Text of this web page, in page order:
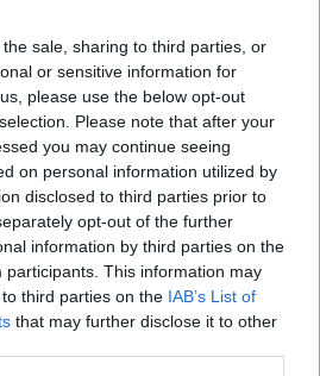
sale, sharing to third parties, or
or sensitive information for
please use the below opt-out
Please note that after your
you may continue seeing
on personal information utilized by
disclosed to third parties prior to
opt-out of the further
information by third parties on the
participants. This information may
third parties on the IAB’s List of
that may further disclose it to other
kontrollit